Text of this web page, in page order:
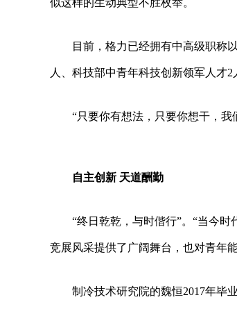
似这样的生动典型不胜枚举。
目前，格力已经拥有中高级职称
人、科技部中青年科技创新领军人才2
“只要你有想法，只要你想干，我
自主创新 天道酬勤
“终日乾乾，与时偕行”。“当今
竞展风采提供了广阔舞台，也对青年
制冷技术研究院的魏恒2017年毕